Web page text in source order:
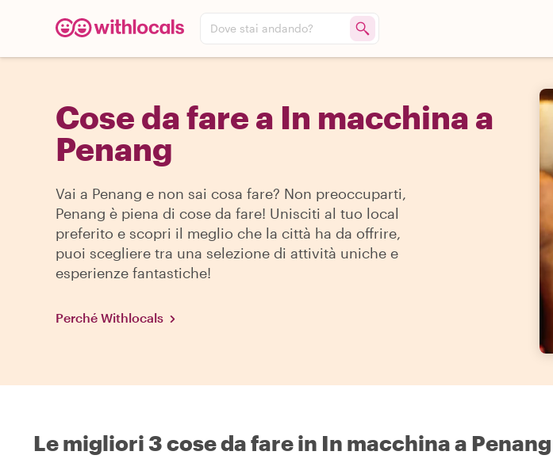
Dove stai andando?
Cose da fare a In macchina a
Penang
Vai a Penang e non sai cosa fare? Non preoccuparti,
Penang è piena di cose da fare! Unisciti al tuo local
preferito e scopri il meglio che la città ha da offrire,
puoi scegliere tra una selezione di attività uniche e
esperienze fantastiche!
Perché Withlocals
Le migliori 3 cose da fare in In macchina a Penang